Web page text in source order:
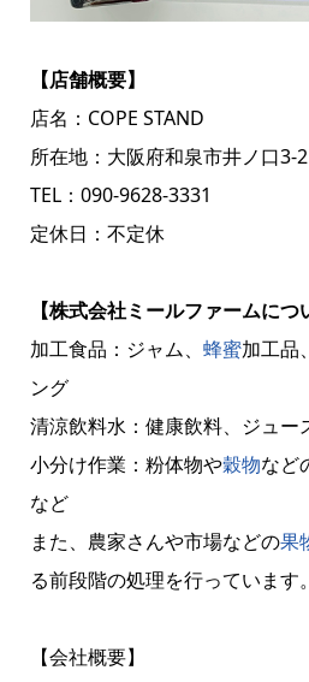
【店舗概要】
店名：COPE STAND
所在地：大阪府和泉市井ノ口3-2
TEL：090-9628-3331
定休日：不定休
【株式会社ミールファームにつ
加工食品：ジャム、 蜂蜜加工品
ング
清涼飲料水：健康飲料、ジュー
小分け作業：粉体物や穀物など
など
また、農家さんや市場などの果
る前段階の処理を行っています。
【会社概要】